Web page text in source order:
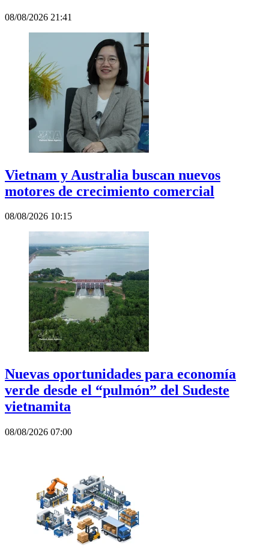
08/08/2026 21:41
Vietnam y Australia buscan nuevos
motores de crecimiento comercial
08/08/2026 10:15
Nuevas oportunidades para economía
verde desde el “pulmón” del Sudeste
vietnamita
08/08/2026 07:00